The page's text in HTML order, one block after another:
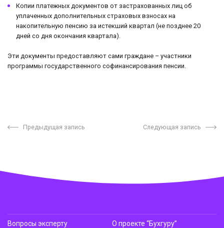
Копии платежных документов от застрахованных лиц об
уплаченных дополнительных страховых взносах на
накопительную пенсию за истекший квартал (не позднее 20
дней со дня окончания квартала).
Эти документы предоставляют сами граждане – участники
программы государственного софинансирования пенсии.
Предыдущая запись Следующая запись
Вопросы эксперту
О проекте “Бухгуру”